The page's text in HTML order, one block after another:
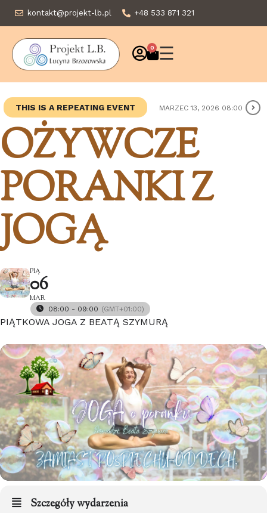
kontakt@projekt-lb.pl +48 533 871 321
0 ☰
THIS IS A REPEATING EVENT MARZEC 13, 2026 08:00
OŻYWCZE
PORANKI Z
JOGĄ
PIĄ
06
MAR
08:00 - 09:00 (GMT+01:00)
PIĄTKOWA JOGA Z BEATĄ SZYMURĄ
Szczegóły wydarzenia